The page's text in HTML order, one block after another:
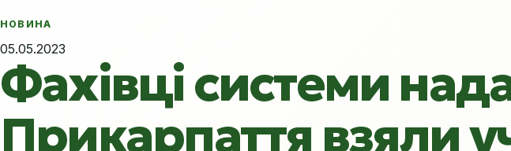
НОВИНА
05.05.2023
Фахівці системи
Прикарпаття взяли